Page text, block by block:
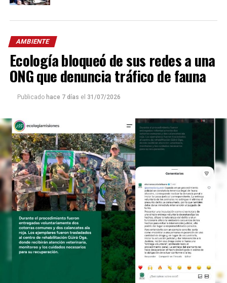
AMBIENTE
Ecología bloqueó de sus redes a una
ONG que denuncia tráfico de fauna
Publicado hace 7 días el 31/07/2026